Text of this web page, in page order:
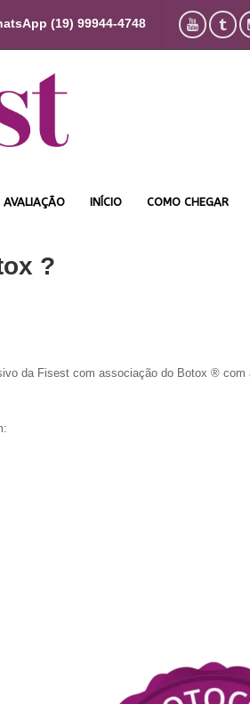
(19) 99944-4748
AVALIAÇÃO INÍCIO COMO CHEGAR
?
da Fisest com associação do Botox ®